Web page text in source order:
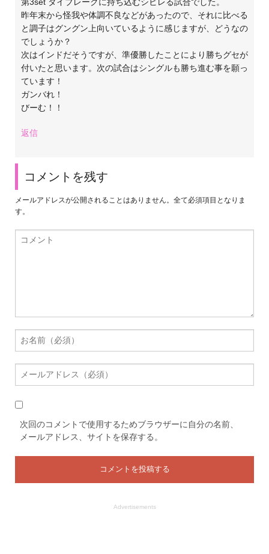
昨年末から怪我や体調不良などがあったので、それに比べる
と調子はグングン上向いているように感じますが、どうなの
でしょうか？
次はインドだそうですが、準優勝したことにより勝ちグセが
付いたと思います。次の試合はシングルも勝ち進む事を願っ
ています！
ガンバれ！
びーむ！！
返信
コメントを残す
メールアドレスが公開されることはありません。全て必須項目となりま
す。
次回のコメントで使用するためブラウザーに自分の名前、
メールアドレス、サイトを保存する。
Advertisements